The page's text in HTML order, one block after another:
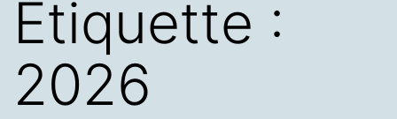
Étiquette :
2026